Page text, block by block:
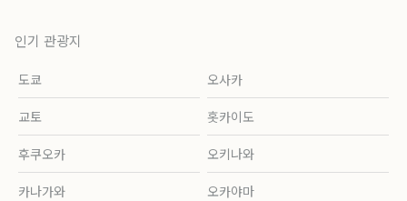
인기 관광지
도쿄 오사카
교토 홋카이도
후쿠오카 오키나와
카나가와 오카야마